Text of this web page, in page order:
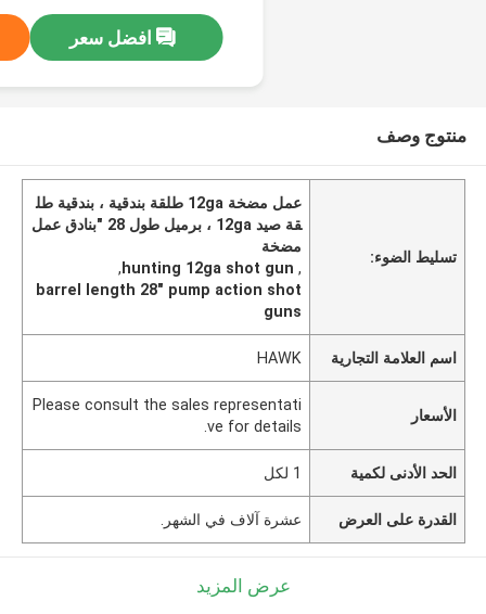
افضل سعر
منتوج وصف
تسليط الضوء:
عمل مضخة 12ga طلقة بندقية ، بندقية طل
قة صيد 12ga ، برميل طول 28 "بنادق عمل
مضخة
,
hunting 12ga shot gun
,
barrel length 28" pump action shot
guns
اسم العلامة التجارية HAWK
الأسعار
Please consult the sales representati
ve for details.
الحد الأدنى لكمية 1 لكل
القدرة على العرض عشرة آلاف في الشهر.
عرض المزيد